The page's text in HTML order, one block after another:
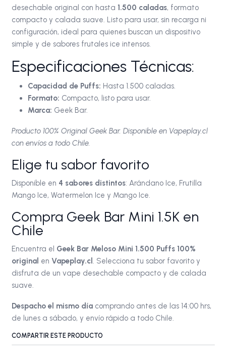
desechable original con hasta 1.500 caladas, formato
compacto y calada suave. Listo para usar, sin recarga ni
configuración, ideal para quienes buscan un dispositivo
simple y de sabores frutales ice intensos.
Especificaciones Técnicas:
Capacidad de Puffs: Hasta 1.500 caladas.
Formato: Compacto, listo para usar.
Marca: Geek Bar.
Producto 100% Original Geek Bar. Disponible en Vapeplay.cl
con envíos a todo Chile.
Elige tu sabor favorito
Disponible en 4 sabores distintos: Arándano Ice, Frutilla
Mango Ice, Watermelon Ice y Mango Ice.
Compra Geek Bar Mini 1.5K en
Chile
Encuentra el Geek Bar Meloso Mini 1.500 Puffs 100%
original en Vapeplay.cl . Selecciona tu sabor favorito y
disfruta de un vape desechable compacto y de calada
suave.
Despacho el mismo díacomprando antes de las 14:00 hrs,
de lunes a sábado, y envío rápido a todo Chile.
COMPARTIR ESTE PRODUCTO